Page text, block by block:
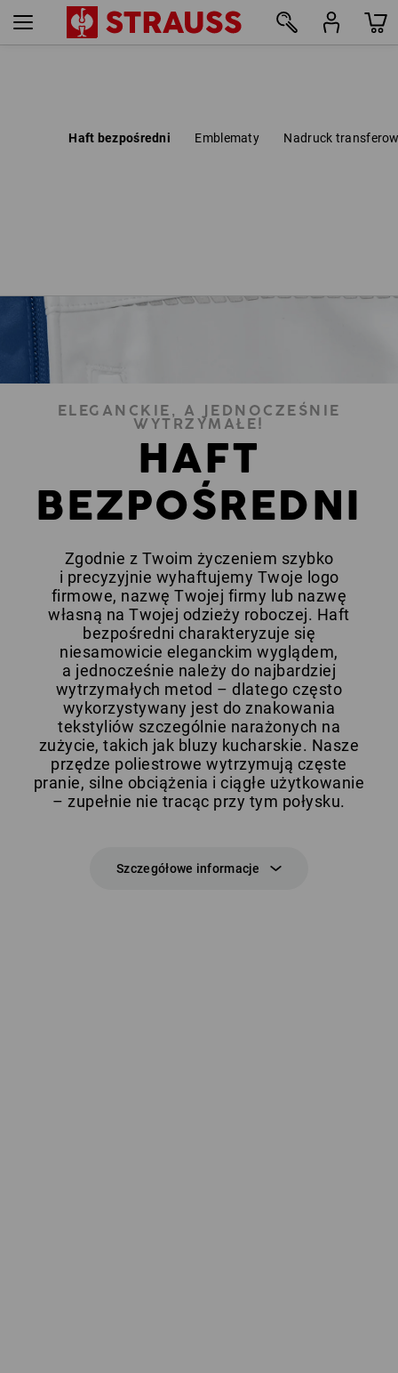
Haft bezpośredni Emblematy Nadruck
ELEGANCKIE, A JEDNOCZEŚNIE
WYTRZYMAŁE!
HAFT
BEZPOŚREDNI
Zgodnie z Twoim życzeniem szybko
i precyzyjnie wyhaftujemy Twoje logo
firmowe, nazwę Twojej firmy lub nazwę
własną na Twojej odzieży roboczej. Haft
bezpośredni charakteryzuje się
niesamowicie eleganckim wyglądem,
a jednocześnie należy do najbardziej
wytrzymałych metod – dlatego często
wykorzystywany jest do znakowania
tekstyliów szczególnie narażonych na
zużycie, takich jak bluzy kucharskie. Nasze
przędze poliestrowe wytrzymują częste
pranie, silne obciążenia i ciągłe użytkowanie
– zupełnie nie tracąc przy tym połysku.
Szczegółowe informacje